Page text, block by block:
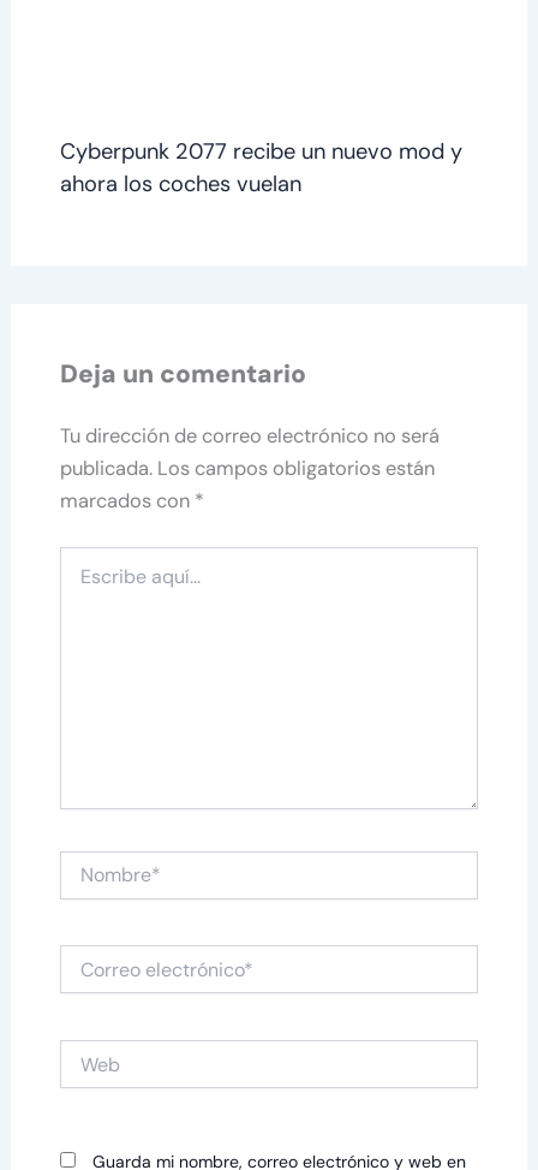
Cyberpunk 2077 recibe un nuevo mod y
ahora los coches vuelan
Deja un comentario
Tu dirección de correo electrónico no será
publicada. Los campos obligatorios están
marcados con *
aquí...
Nombre*
electrónico*
Guarda mi nombre, correo electrónico y web en